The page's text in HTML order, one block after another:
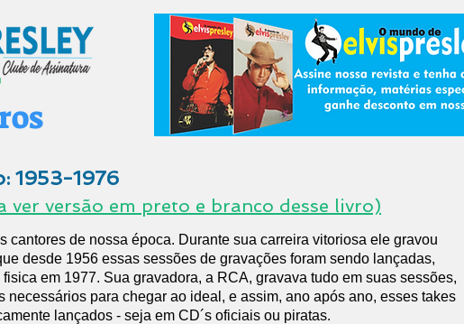
1953-1976
ver versão em preto e branco desse livro)
cantores de nossa época. Durante sua carreira vitoriosa ele gravou
desde 1956 essas sessões de gravações foram sendo lançadas,
em 1977. Sua gravadora, a RCA, gravava tudo em suas sessões,
necessários para chegar ao ideal, e assim, ano após ano, esses takes
lançados - seja em CD´s oficiais ou piratas.